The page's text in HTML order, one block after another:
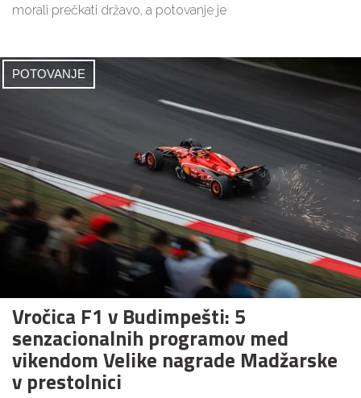
morali prečkati državo, a potovanje je
POTOVANJE
Vročica F1 v Budimpešti: 5
senzacionalnih programov med
vikendom Velike nagrade Madžarske
v prestolnici